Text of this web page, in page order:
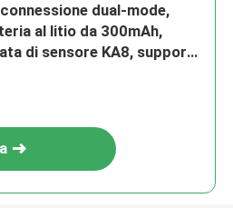
dual-mode,
al litio da 300mAh,
di sensore KA8, supporto